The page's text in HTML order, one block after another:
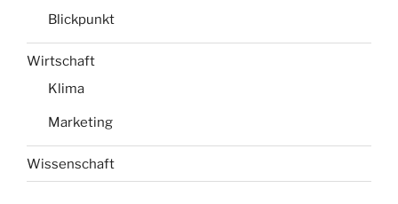
Blickpunkt
Wirtschaft
Klima
Marketing
Wissenschaft